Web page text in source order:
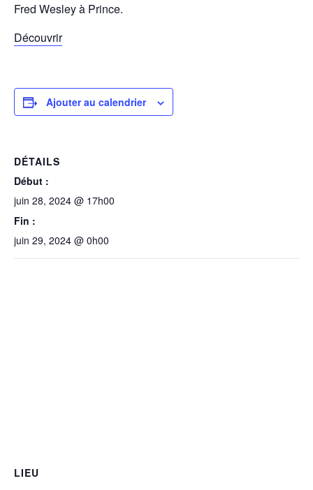
Fred Wesley à Prince.
Découvrir
Ajouter au calendrier
DÉTAILS
Début :
juin 28, 2024 @ 17h00
Fin :
juin 29, 2024 @ 0h00
LIEU